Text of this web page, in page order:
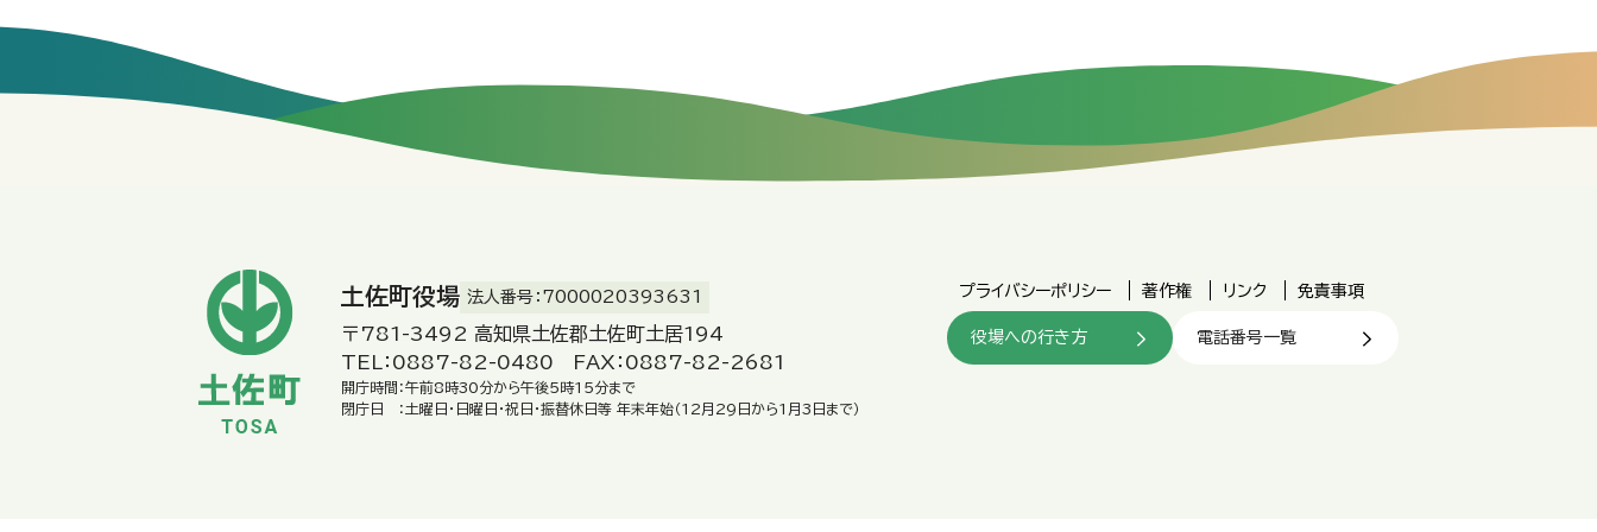
土佐町役場 法人番号：7000020393631
〒781-3492 高知県土佐郡土佐町土居194
TEL：0887-82-0480 FAX：0887-82-2681
開庁時間：午前8時30分から午後5時15分まで
閉庁日 ：土曜日・日曜日・祝日・振替休日等 年末年始（12月29日から1月3日まで）
プライバシーポリシー 著作権 リンク 免責事項
役場への行き方 電話番号一覧